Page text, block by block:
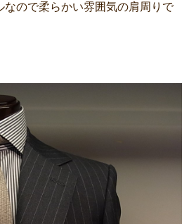
なので柔らかい雰囲気の肩周りで